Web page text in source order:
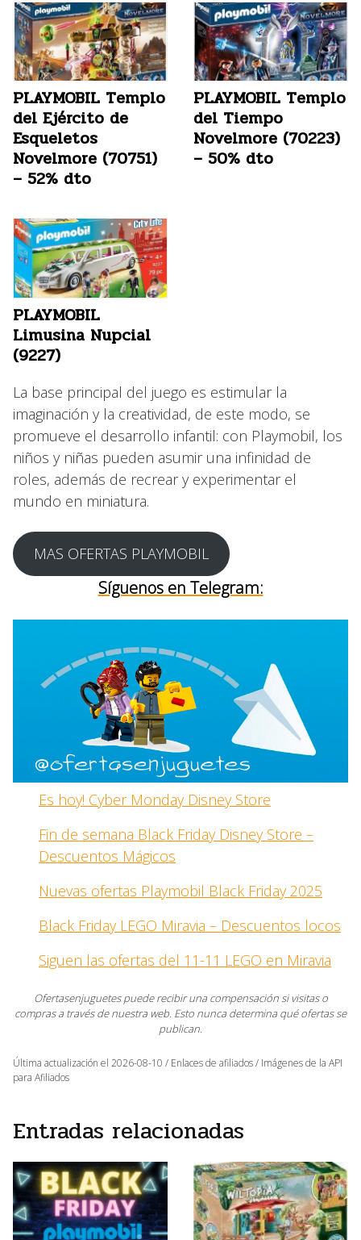
PLAYMOBIL Templo
del Ejército de
Esqueletos
Novelmore (70751)
– 52% dto
PLAYMOBIL Templo
del Tiempo
Novelmore (70223)
– 50% dto
PLAYMOBIL
Limusina Nupcial
(9227)
La base principal del juego es estimular la
imaginación y la creatividad, de este modo, se
promueve el desarrollo infantil: con Playmobil, los
niños y niñas pueden asumir una infinidad de
roles, además de recrear y experimentar el
mundo en miniatura.
MAS OFERTAS PLAYMOBIL
Síguenos en Telegram:
Es hoy! Cyber Monday Disney Store
Fin de semana Black Friday Disney Store –
Descuentos Mágicos
Nuevas ofertas Playmobil Black Friday 2025
Black Friday LEGO Miravia – Descuentos locos
Siguen las ofertas del 11-11 LEGO en Miravia
Ofertasenjuguetes puede recibir una compensación si visitas o
compras a través de nuestra web. Esto nunca determina qué ofertas se
publican.
Última actualización el 2026-08-10 / Enlaces de afiliados / Imágenes de la API
para Afiliados
Entradas relacionadas